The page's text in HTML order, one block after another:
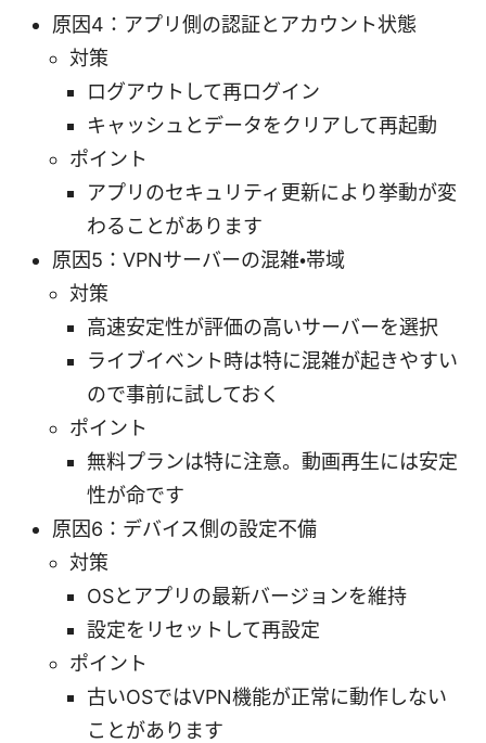
原因4：アプリ側の認証とアカウント状態
対策
ログアウトして再ログイン
キャッシュとデータをクリアして再起動
ポイント
アプリのセキュリティ更新により挙動が変
わることがあります
原因5：VPNサーバーの混雑・帯域
対策
高速安定性が評価の高いサーバーを選択
ライブイベント時は特に混雑が起きやすい
ので事前に試しておく
ポイント
無料プランは特に注意。動画再生には安定
性が命です
原因6：デバイス側の設定不備
対策
OSとアプリの最新バージョンを維持
設定をリセットして再設定
ポイント
古いOSではVPN機能が正常に動作しない
ことがあります